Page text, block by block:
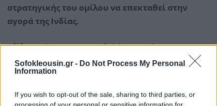
Sofokleousin.gr - Do Not Process My Personal
Information
If you wish to opt-out of the sale, sharing to third parties, or
στρατηγικής του ομίλου να επεκταθεί στην
αγορά της Ινδίας.
Αξίζειε επίσης να αναφερθεί ότι το χρέος των
αμερικανικών νοικοκυριών έχει φθάσει πλέον σε
ιστορικά υψηλά επίπεδα και συνεχίζει να αυξάνεται,
σημειώνοντας, ωστόσο, ότι, σε γενικές γραμμές, τα